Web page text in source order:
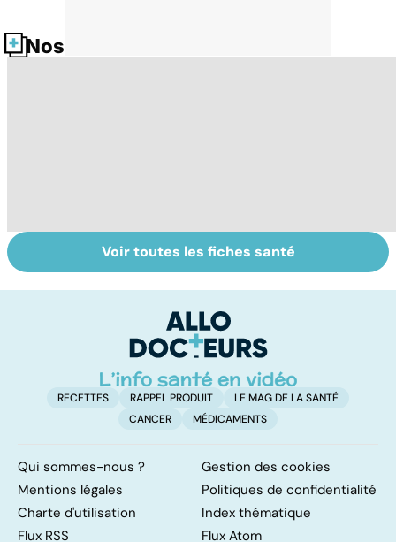
Nos fiches santé
Le magnésium,
un oligo-élément
Intestin irritable :
le régime
solution ?
Voir toutes les fiches santé
RECETTES RAPPEL PRODUIT
LE MAG DE LA SANTÉ
CANCER
MÉDICAMENTS
Qui sommes-nous ?
Gestion des cookies
Mentions légales
Politiques de confidentialité
Charte d'utilisation
Index thématique
Flux RSS
Flux Atom